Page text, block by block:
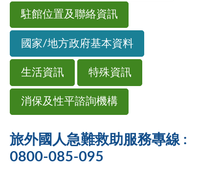
駐館位置及聯絡資訊
國家/地方政府基本資料
生活資訊 特殊資訊
消保及性平諮詢機構
旅外國人急難救助服務專線 :
0800-085-095